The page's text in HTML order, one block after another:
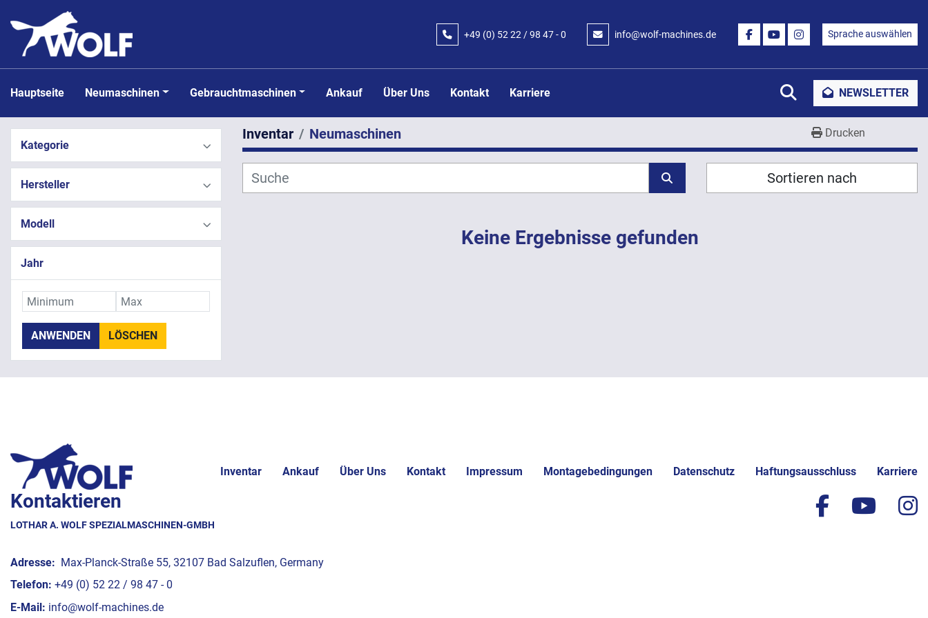
+49 (0) 52 22 / 98 47 - 0 info@wolf-machines.de
FACEBOOK
YOUTUBEINSTAGRAM
Sprache auswählen
Hauptseite Neumaschinen Gebrauchtmaschinen Ankauf Über Uns Kontakt Karriere SucheNEWSLETTER
Kategorie
Hersteller
Modell
Jahr
ANWENDEN LÖSCHEN
Inventar Neumaschinen Drucken
Sortieren nach
Keine Ergebnisse gefunden
Inventar Ankauf Über Uns Kontakt Impressum Montagebedingungen Datenschutz Haftungsausschluss Karriere
Kontaktieren
LOTHAR A. WOLF SPEZIALMASCHINEN-GMBH
Adresse: Max-Planck-Straße 55, 32107 Bad Salzuflen, Germany
Telefon: +49 (0) 52 22 / 98 47 - 0
E-Mail: info@wolf-machines.de
facebook